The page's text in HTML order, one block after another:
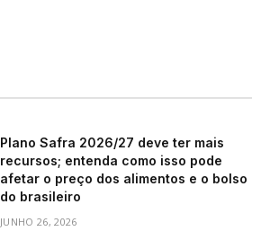
Plano Safra 2026/27 deve ter mais
recursos; entenda como isso pode
afetar o preço dos alimentos e o bolso
do brasileiro
JUNHO 26, 2026